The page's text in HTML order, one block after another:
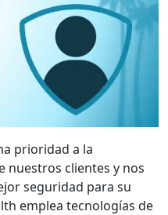
prioridad a la
nuestros clientes y nos
seguridad para su
emplea tecnologías de